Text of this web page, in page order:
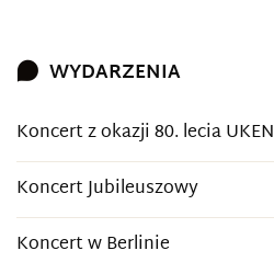
WYDARZENIA
Koncert z okazji 80. lecia UKEN
Koncert Jubileuszowy
Koncert w Berlinie